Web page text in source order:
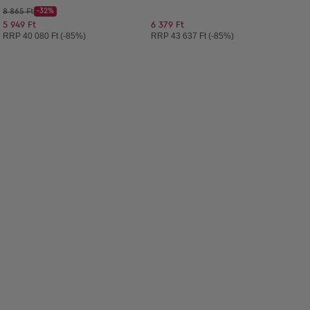
Kezdő ár:
8 865 Ft
Discount Price:
-32%
Csökkentett ár:
5 949 Ft
Ajánlott ár:
RRP40 080 Ft (-85%)
6 379 Ft
Ajánlott ár:
RRP 43 637 Ft (-85%)